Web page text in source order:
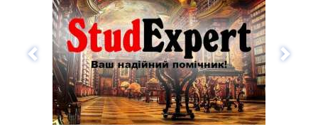
Назад